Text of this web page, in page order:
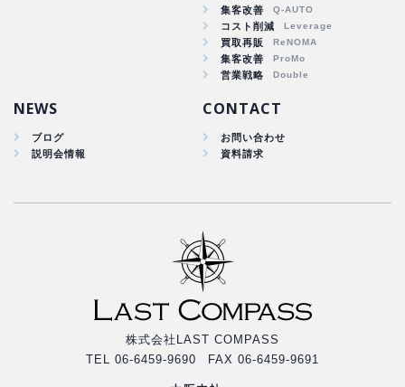
集客改善
コスト削減
買取再販
集客改善
営業戦略
NEWS
ブログ
説明会情報
CONTACT
お問い合わせ
資料請求
株式会社LAST COMPASS
TEL 06-6459-9690 FAX 06-6459-9691